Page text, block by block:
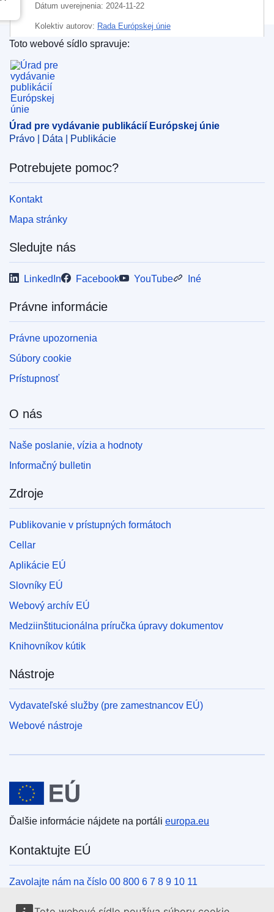
Dátum uverejnenia: 2024-11-22
Kolektiv autorov: Rada Európskej únie
IMMC : ST 15878 2024 INIT
Úrad pre vydávanie publikácií Európskej únie
Toto webové sídlo spravuje:
Úrad pre vydávanie publikácií Európskej únie
Právo | Dáta | Publikácie
Potrebujete pomoc?
Kontakt
Mapa stránky
Sledujte nás
LinkedIn Facebook YouTube Iné
Právne informácie
Právne upozornenia
Súbory cookie
Prístupnosť
O nás
Naše poslanie, vízia a hodnoty
Informačný bulletin
Zdroje
Publikovanie v prístupných formátoch
Cellar
Aplikácie EÚ
Slovníky EÚ
Webový archív EÚ
Medziinštitucionálna príručka úpravy dokumentov
Knihovníkov kútik
Nástroje
Vydavateľské služby (pre zamestnancov EÚ)
Webové nástroje
Európska únia
Ďalšie informácie nájdete na portáli europa.eu
Kontaktujte EÚ
Zavolajte nám na číslo 00 800 6 7 8 9 10 11
Iné spôsoby, ako nás kontaktovať telefonicky